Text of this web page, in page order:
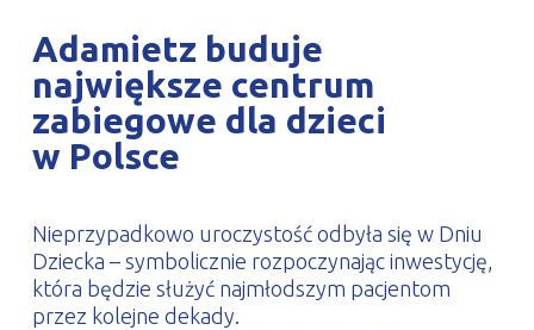
DE
Adamietz buduje
największe centrum
zabiegowe dla dzieci
w Polsce
Nieprzypadkowo uroczystość odbyła się w Dniu
Dziecka – symbolicznie rozpoczynając inwestycję,
która będzie służyć najmłodszym pacjentom
przez kolejne dekady.